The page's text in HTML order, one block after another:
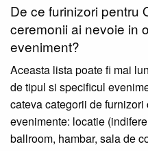
De ce furinizori pentru
ceremonii ai nevoie in
eveniment?
Aceasta lista poate fi mai
de tipul si specificul
cateva categorii de
evenimente: locatie
ballroom, hambar, sala de